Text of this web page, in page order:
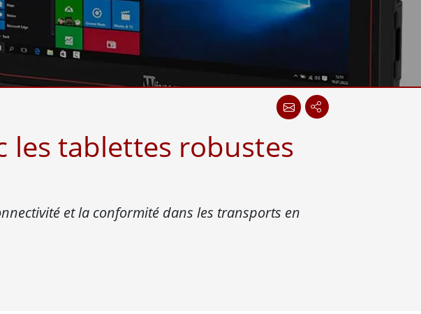
la santé
Ordinateurs embarqués marine
IA
AI
Edge AI
Afficheur en acier inoxydable
les tablettes robustes
et la conformité dans les transports en